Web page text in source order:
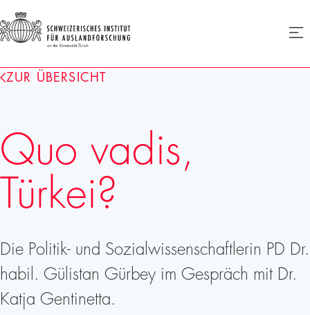
Homepage
ZUR ÜBERSICHT
Quo vadis,
Türkei?
Die Politik- und Sozialwissenschaftlerin PD Dr.
habil. Gülistan Gürbey im Gespräch mit Dr.
Katja Gentinetta.